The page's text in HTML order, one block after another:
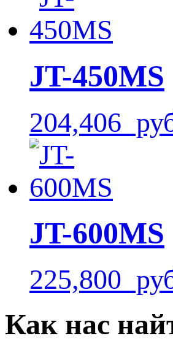
JT-450MS
204,406
JT-600MS
225,800
Как нас